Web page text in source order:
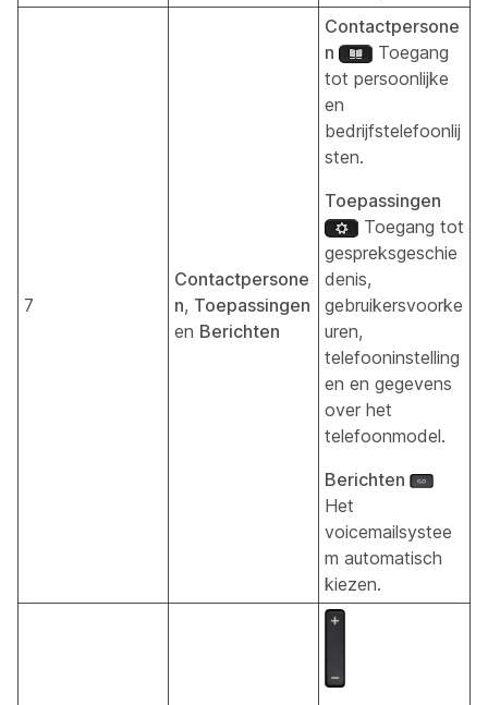
7
Contactpersone
n, Toepassingen
en Berichten
Contactpersone
n
Toegang
tot persoonlijke
en
bedrijfstelefoonlij
sten.
Toepassingen
Toegang tot
gespreksgeschie
denis,
gebruikersvoorke
uren,
telefooninstelling
en en gegevens
over het
telefoonmodel.
Berichten
Het
voicemailsystee
m automatisch
kiezen.